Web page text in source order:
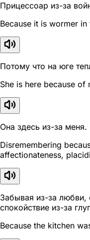
Прицессоар из-за
Because it is wormer in
Потому что на юге
She is here because of
Она здесь из-за меня.
Disremembering
affectionateness,
Забывая из-за любви,
спокойствие из-за
Because the kitchen